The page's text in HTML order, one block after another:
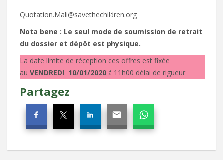
Quotation.Mali@savethechildren.org
Nota bene : Le seul mode de soumission de retrait
du dossier et dépôt est physique.
La date limite de réception des offres est fixée
au VENDREDI 10/01/2020 à 11h00 délai de rigueur
Partagez